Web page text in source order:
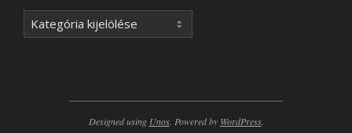
Kategóriák
Designed using Unos. Powered by WordPress.